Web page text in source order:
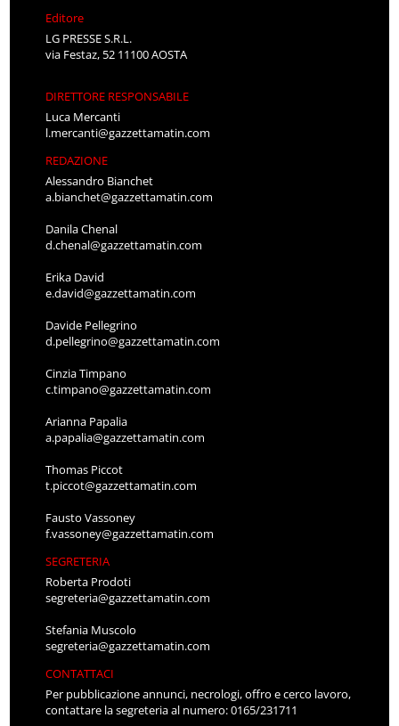
Editore
LG PRESSE S.R.L.
via Festaz, 52 11100 AOSTA
DIRETTORE RESPONSABILE
Luca Mercanti
l.mercanti@gazzettamatin.com
REDAZIONE
Alessandro Bianchet
a.bianchet@gazzettamatin.com
Danila Chenal
d.chenal@gazzettamatin.com
Erika David
e.david@gazzettamatin.com
Davide Pellegrino
d.pellegrino@gazzettamatin.com
Cinzia Timpano
c.timpano@gazzettamatin.com
Arianna Papalia
a.papalia@gazzettamatin.com
Thomas Piccot
t.piccot@gazzettamatin.com
Fausto Vassoney
f.vassoney@gazzettamatin.com
SEGRETERIA
Roberta Prodoti
segreteria@gazzettamatin.com
Stefania Muscolo
segreteria@gazzettamatin.com
CONTATTACI
Per pubblicazione annunci, necrologi, offro e cerco lavoro,
contattare la segreteria al numero: 0165/231711